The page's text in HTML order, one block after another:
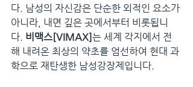
다. 남성의 자신감은 단순한 외적인 요소가
아니라, 내면 깊은 곳에서부터 비롯됩니
다. 비맥스[VIMAX]는 세계 각지에서 전
해 내려온 최상의 약초를 엄선하여 현대 과
학으로 재탄생한 남성강장제입니다.